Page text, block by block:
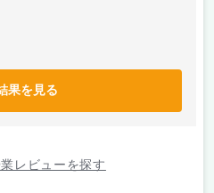
果を見る
レビューを探す